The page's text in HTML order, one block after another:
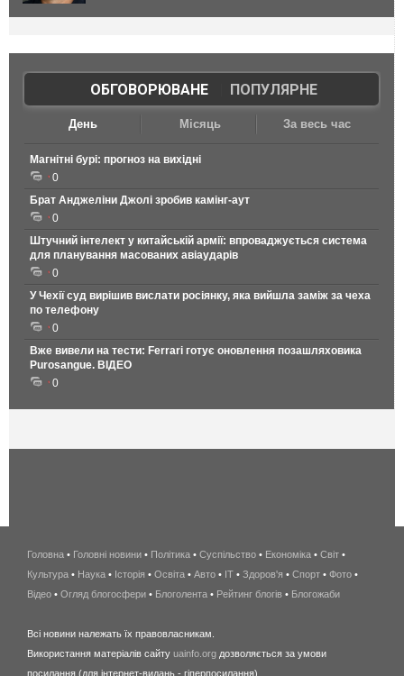
ОБГОВОРЮВАНЕ| ПОПУЛЯРНЕ
День Місяць За весь час
Магнітні бурі: прогноз на вихідні
0
Брат Анджеліни Джолі зробив камінг-аут
0
Штучний інтелект у китайській армії: впроваджується система
для планування масованих авіаударів
0
У Чехії суд вирішив вислати росіянку, яка вийшла заміж за чеха
по телефону
0
Вже вивели на тести: Ferrari готує оновлення позашляховика
Purosangue. ВІДЕО
0
беспроводной
интернет
киев
wimax
Головна • Головні новини • Політика • Суспільство • Економіка • Світ •
Культура • Наука • Історія • Освіта • Авто • IT • Здоров'я • Спорт • Фото •
Відео • Огляд блогосфери • Блоголента • Рейтинг блогів • Блогожаби
Всі новини належать їх правовласникам.
Використання матеріалів сайту uainfo.org дозволяється за умови
посилання (для інтернет-видань - гіперпосилання).